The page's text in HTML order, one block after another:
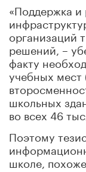
«Поддержка и
организаций
решений, –
факту
учебных мест
школьных
во всех 46
Поэтому
школе,